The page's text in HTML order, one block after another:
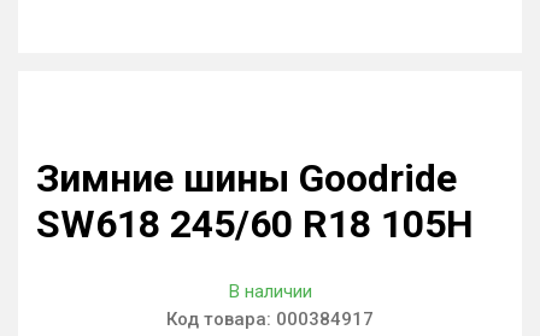
Зимние шины Goodride
SW618 245/60 R18 105H
В наличии
Код товара: 000384917